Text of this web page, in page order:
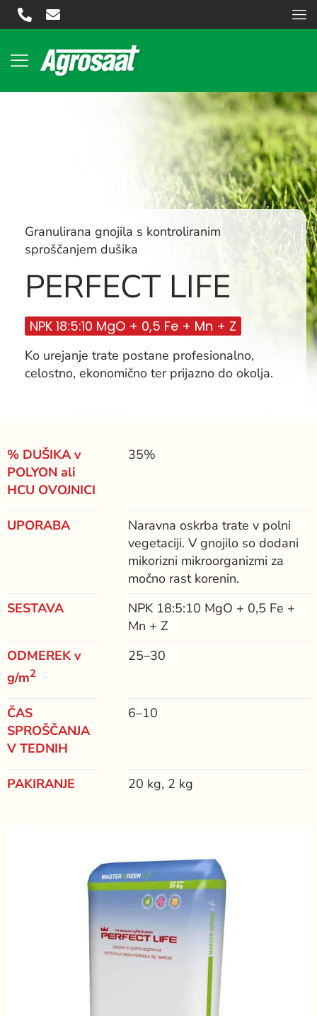
Granulirana gnojila s kontroliranim
sproščanjem dušika
PERFECT LIFE
NPK 18:5:10 MgO + 0,5 Fe + Mn + Z
Ko urejanje trate postane profesionalno,
celostno, ekonomično ter prijazno do okolja.
% DUŠIKA v
POLYON ali
HCU OVOJNICI
35%
UPORABA
Naravna oskrba trate v polni
vegetaciji. V gnojilo so dodani
mikorizni mikroorganizmi za
močno rast korenin.
SESTAVA
NPK 18:5:10 MgO + 0,5 Fe +
Mn + Z
ODMEREK v
g/m2
25–30
ČAS
SPROŠČANJA
V TEDNIH
6–10
PAKIRANJE 20 kg, 2 kg